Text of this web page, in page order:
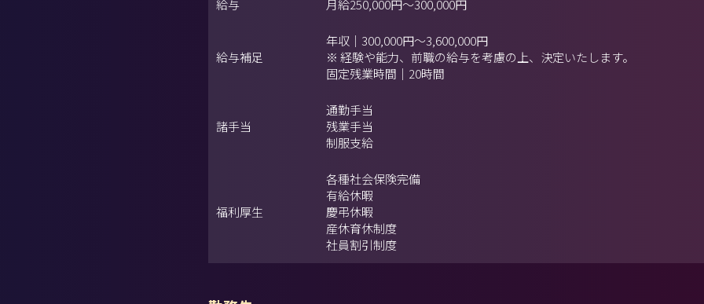
給与 月給250,000円～300,000円
給与補足
年収｜300,000円～3,600,000円
※ 経験や能力、前職の給与を考慮の上、決定いたします。
固定残業時間｜20時間
諸手当
通勤手当
残業手当
制服支給
福利厚生
各種社会保険完備
有給休暇
慶弔休暇
産休育休制度
社員割引制度